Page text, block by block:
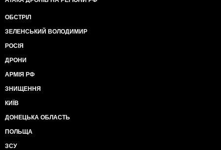
ОБСТРІЛ
ЗЕЛЕНСЬКИЙ ВОЛОДИМИР
РОСІЯ
ДРОНИ
АРМІЯ РФ
ЗНИЩЕННЯ
КИЇВ
ДОНЕЦЬКА ОБЛАСТЬ
ПОЛЬЩА
ЗСУ